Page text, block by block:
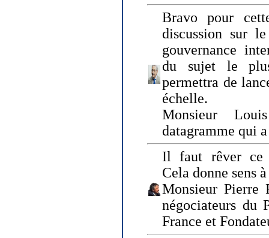
Bravo pour
discussion sur
gouvernance
du sujet le
permettra de
échelle.
Monsieur
datagramme qui
Il faut rêver ce
Cela donne sens
Monsieur Pierre
négociateurs du
France et